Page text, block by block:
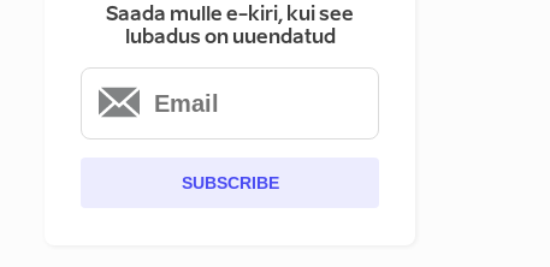
Saada mulle e-kiri, kui see
lubadus on uuendatud
SUBSCRIBE